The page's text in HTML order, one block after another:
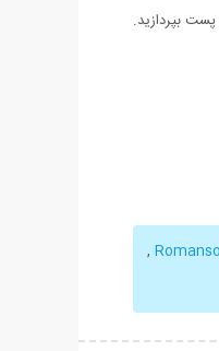
بپردازید.
,